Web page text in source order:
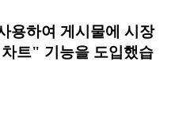
용하여 게시물에 시장
트" 기능을 도입했습